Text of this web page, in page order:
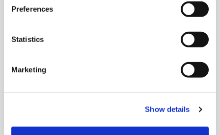
Preferences
Statistics
Marketing
Show details
L'allemand dans le monde du travail et dans
Lire l'article